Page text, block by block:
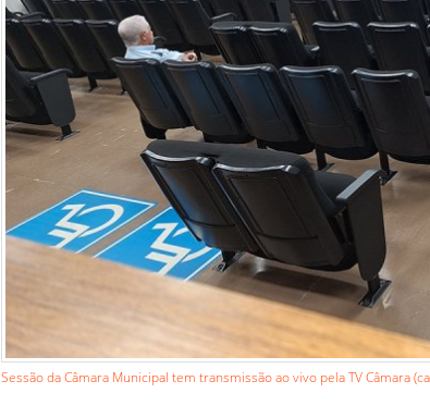
Sessão da Câmara Municipal tem transmissão ao vivo pela TV Câmara